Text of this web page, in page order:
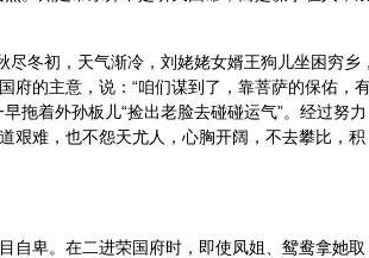
尽冬初，天气渐冷，刘姥姥女婿王狗儿坐困穷乡
府的主意，说：“咱们谋到了，靠菩萨的保佑，
拖着外孙板儿“捡出老脸去碰碰运气”。经过努力
艰难，也不怨天尤人，心胸开阔，不去攀比，积
自卑。在二进荣国府时，即使凤姐、鸳鸯拿她取